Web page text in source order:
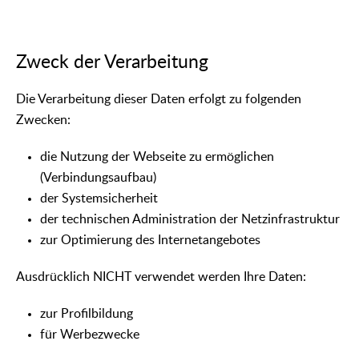
Zweck der Verarbeitung
Die Verarbeitung dieser Daten erfolgt zu folgenden
Zwecken:
die Nutzung der Webseite zu ermöglichen
(Verbindungsaufbau)
der Systemsicherheit
der technischen Administration der Netzinfrastruktur
zur Optimierung des Internetangebotes
Ausdrücklich NICHT verwendet werden Ihre Daten:
zur Profilbildung
für Werbezwecke